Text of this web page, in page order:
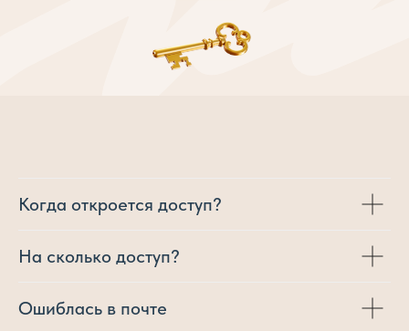
Когда откроется доступ?
На сколько доступ?
Ошиблась в почте